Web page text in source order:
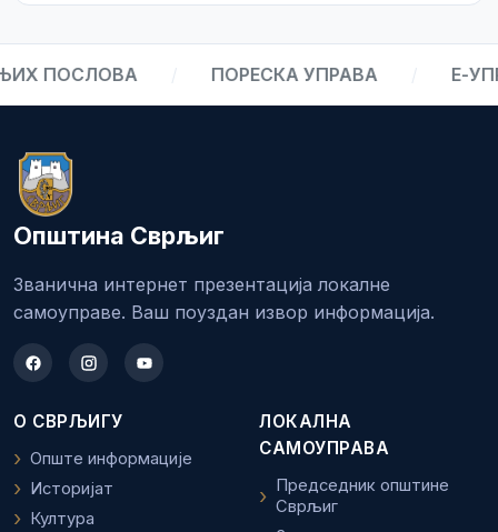
ПОСЛОВА ПОРЕСКА УПРАВА Е-
Општина Сврљиг
Званична интернет презентација локалне
самоуправе. Ваш поуздан извор информација.
О СВРЉИГУ
Опште информације
Историјат
Култура
ЛОКАЛНА
САМОУПРАВА
Председник општине
Сврљиг